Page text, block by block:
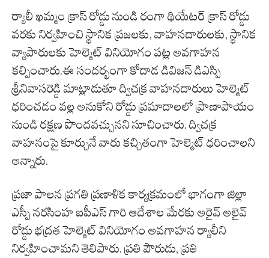
ర్యాలీ ఖమ్మం క్రాస్ రోడ్డు నుండి రంగా థియేటర్ క్రాస్ రోడ్డు
వరకు నిర్వహించి స్థానిక ప్రజలకు, వాహనదారులకు, స్థానిక
వ్యాపారులకు హెల్మెట్ వినియోగం పట్ల అవగాహన
కల్పించారు.ఈ సందర్భంగా కోదాడ డివిజన్ డిఎస్పి
శ్రీనివాసరెడ్డి మాట్లాడుతూ ద్విచక్ర వాహనదారులు హెల్మెట్
ధరించడం వల్ల అనుకోని రోడ్డు ప్రమాదాలలో ప్రాణాపాయం
నుండి రక్షణ పొందవచ్చునని సూచించారు. ద్విచక్ర
వాహనంపై కూర్చునే వారు కచ్చితంగా హెల్మెట్ ధరించాలని
అన్నారు.
ప్రజా పాలన ప్రగతి ప్రణాళిక కార్యక్రమంలో భాగంగా జిల్లా
ఎస్పీ నరసింహ ఐపీఎస్ గారి ఆదేశాల మేరకు అరైవ్ అలైవ్
రోడ్డు భద్రత హెల్మెట్ వినియోగం అవగాహన ర్యాలీని
నిర్వహించామని తెలిపారు. ప్రతి పౌరుడు, ప్రతి